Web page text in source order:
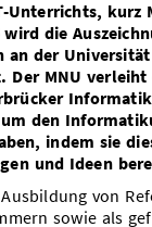
Unterrichts, kurz
die
der Universität
Der MNU verleiht
den
indem sie
und Ideen
von
sowie als